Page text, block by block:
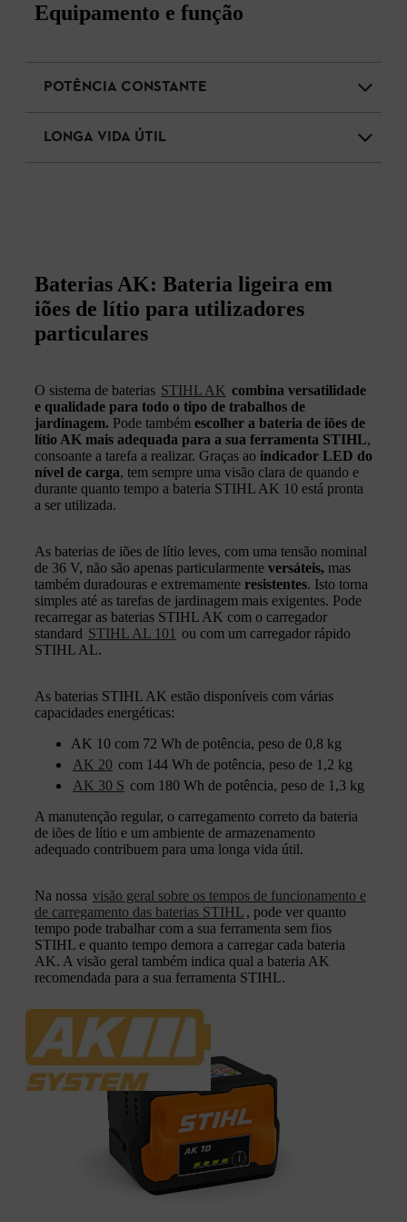
Equipamento e função
POTÊNCIA CONSTANTE
LONGA VIDA ÚTIL
Baterias AK: Bateria ligeira em
iões de lítio para utilizadores
particulares
O sistema de baterias STIHL AK combina versatilidade
e qualidade para todo o tipo de trabalhos de
jardinagem. Pode também escolher a bateria de iões de
lítio AK mais adequada para a sua ferramenta STIHL,
consoante a tarefa a realizar. Graças ao indicador LED do
nível de carga, tem sempre uma visão clara de quando e
durante quanto tempo a bateria STIHL AK 10 está pronta
a ser utilizada.
As baterias de iões de lítio leves, com uma tensão nominal
de 36 V, não são apenas particularmente versáteis, mas
também duradouras e extremamente resistentes. Isto torna
simples até as tarefas de jardinagem mais exigentes. Pode
recarregar as baterias STIHL AK com o carregador
standard STIHL AL 101 ou com um carregador rápido
STIHL AL.
As baterias STIHL AK estão disponíveis com várias
capacidades energéticas:
AK 10 com 72 Wh de potência, peso de 0,8 kg
AK 20 com 144 Wh de potência, peso de 1,2 kg
AK 30 S com 180 Wh de potência, peso de 1,3 kg
A manutenção regular, o carregamento correto da bateria
de iões de lítio e um ambiente de armazenamento
adequado contribuem para uma longa vida útil.
Na nossa visão geral sobre os tempos de funcionamento e
de carregamento das baterias STIHL , pode ver quanto
tempo pode trabalhar com a sua ferramenta sem fios
STIHL e quanto tempo demora a carregar cada bateria
AK. A visão geral também indica qual a bateria AK
recomendada para a sua ferramenta STIHL.